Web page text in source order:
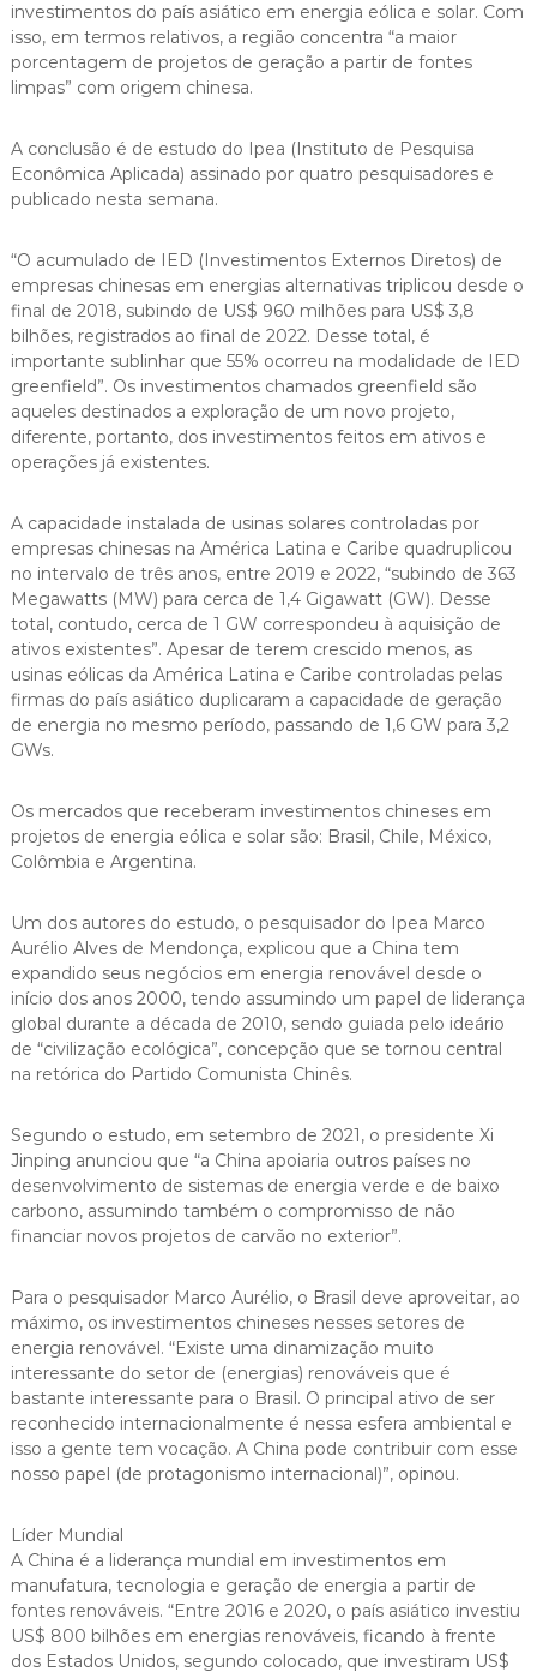
investimentos do país asiático em energia eólica e solar. Com
isso, em termos relativos, a região concentra “a maior
porcentagem de projetos de geração a partir de fontes
limpas” com origem chinesa.
A conclusão é de estudo do Ipea (Instituto de Pesquisa
Econômica Aplicada) assinado por quatro pesquisadores e
publicado nesta semana.
“O acumulado de IED (Investimentos Externos Diretos) de
empresas chinesas em energias alternativas triplicou desde o
final de 2018, subindo de US$ 960 milhões para US$ 3,8
bilhões, registrados ao final de 2022. Desse total, é
importante sublinhar que 55% ocorreu na modalidade de IED
greenfield”. Os investimentos chamados greenfield são
aqueles destinados a exploração de um novo projeto,
diferente, portanto, dos investimentos feitos em ativos e
operações já existentes.
A capacidade instalada de usinas solares controladas por
empresas chinesas na América Latina e Caribe quadruplicou
no intervalo de três anos, entre 2019 e 2022, “subindo de 363
Megawatts (MW) para cerca de 1,4 Gigawatt (GW). Desse
total, contudo, cerca de 1 GW correspondeu à aquisição de
ativos existentes”. Apesar de terem crescido menos, as
usinas eólicas da América Latina e Caribe controladas pelas
firmas do país asiático duplicaram a capacidade de geração
de energia no mesmo período, passando de 1,6 GW para 3,2
GWs.
Os mercados que receberam investimentos chineses em
projetos de energia eólica e solar são: Brasil, Chile, México,
Colômbia e Argentina.
Um dos autores do estudo, o pesquisador do Ipea Marco
Aurélio Alves de Mendonça, explicou que a China tem
expandido seus negócios em energia renovável desde o
início dos anos 2000, tendo assumindo um papel de liderança
global durante a década de 2010, sendo guiada pelo ideário
de “civilização ecológica”, concepção que se tornou central
na retórica do Partido Comunista Chinês.
Segundo o estudo, em setembro de 2021, o presidente Xi
Jinping anunciou que “a China apoiaria outros países no
desenvolvimento de sistemas de energia verde e de baixo
carbono, assumindo também o compromisso de não
financiar novos projetos de carvão no exterior”.
Para o pesquisador Marco Aurélio, o Brasil deve aproveitar, ao
máximo, os investimentos chineses nesses setores de
energia renovável. “Existe uma dinamização muito
interessante do setor de (energias) renováveis que é
bastante interessante para o Brasil. O principal ativo de ser
reconhecido internacionalmente é nessa esfera ambiental e
isso a gente tem vocação. A China pode contribuir com esse
nosso papel (de protagonismo internacional)”, opinou.
Líder Mundial
A China é a liderança mundial em investimentos em
manufatura, tecnologia e geração de energia a partir de
fontes renováveis. “Entre 2016 e 2020, o país asiático investiu
US$ 800 bilhões em energias renováveis, ficando à frente
dos Estados Unidos, segundo colocado, que investiram US$